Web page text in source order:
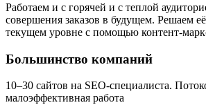
Работаем и с горячей и с теплой
совершения заказов в будущем. Решаем
текущем уровне с помощью контент-
Большинство компаний
10–30 сайтов на SEO-специалиста.
малоэффективная работа